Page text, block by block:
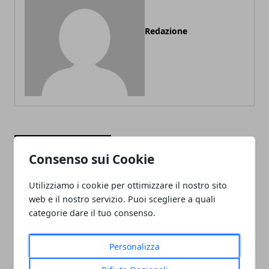
Consenso sui Cookie
Utilizziamo i cookie per ottimizzare il nostro sito
web e il nostro servizio. Puoi scegliere a quali
categorie dare il tuo consenso.
Personalizza
Redazione